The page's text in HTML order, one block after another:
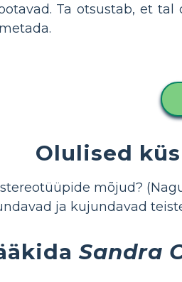
Ta otsustab, et
Olulised
mõjud?
ja kujundavad
Sandra